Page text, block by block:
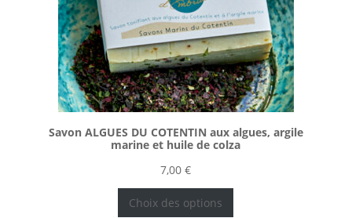
Savon ALGUES DU COTENTIN aux algues, argile
marine et huile de colza
7,00€
Choix des options